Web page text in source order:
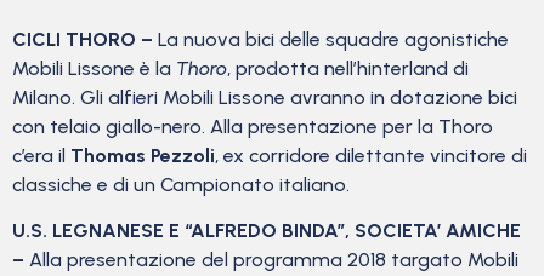
CICLI THORO – La nuova bici delle squadre agonistiche
Mobili Lissone è la Thoro, prodotta nell’hinterland di
Milano. Gli alfieri Mobili Lissone avranno in dotazione bici
con telaio giallo-nero. Alla presentazione per la Thoro
c’era il Thomas Pezzoli, ex corridore dilettante vincitore di
classiche e di un Campionato italiano.
U.S. LEGNANESE E “ALFREDO BINDA”, SOCIETA’ AMICHE
– Alla presentazione del programma 2018 targato Mobili